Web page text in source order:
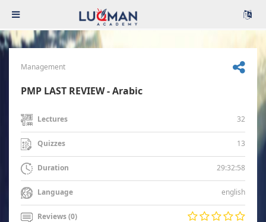
Management
PMP LAST REVIEW - Arabic
Lectures 32
Quizzes 13
Duration 29:32:58
Language english
Reviews (0)